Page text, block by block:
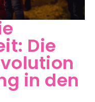
Die
in den